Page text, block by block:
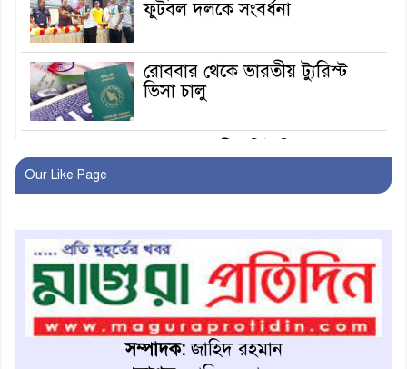
ফুটবল দলকে সংবর্ধনা
রোববার থেকে ভারতীয় ট্যুরিস্ট
ভিসা চালু
অবহিতকরণ
মাগুরায় আ’লীগের প্রতিষ্ঠাবার্ষিকীর
কর্মসূচি প্রতিরোধে বিএনপির
মোটরসাইকেল শোডাউন
খুব শিঘ্রই কর্মস্থলে ফিরবেন
মাগুরার ডিসি
Our Like Page
সম্পাদক:জাহিদ রহমান